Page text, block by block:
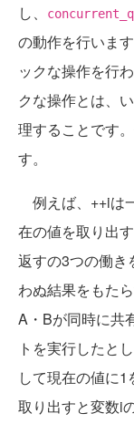
し、
の動作を行いま
ックな操作を行
クな操作とは、
理することです
す。
例えば、++iは
在の値を取り出
返すの3つの働き
わぬ結果をもた
A・Bが同時に共
トを実行したと
して現在の値に
取り出すと変数i